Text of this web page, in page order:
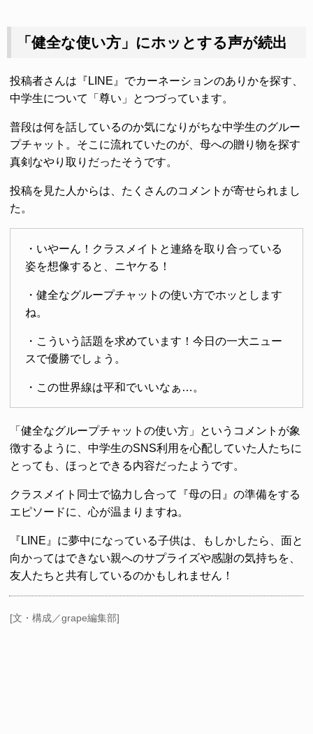
「健全な使い方」にホッとする声が続出
投稿者さんは『LINE』でカーネーションのありかを探す、
中学生について「尊い」とつづっています。
普段は何を話しているのか気になりがちな中学生のグルー
プチャット。そこに流れていたのが、母への贈り物を探す
真剣なやり取りだったそうです。
投稿を見た人からは、たくさんのコメントが寄せられまし
た。
・いやーん！クラスメイトと連絡を取り合っている
姿を想像すると、ニヤケる！
・健全なグループチャットの使い方でホッとします
ね。
・こういう話題を求めています！今日の一大ニュー
スで優勝でしょう。
・この世界線は平和でいいなぁ…。
「健全なグループチャットの使い方」というコメントが象
徴するように、中学生のSNS利用を心配していた人たちに
とっても、ほっとできる内容だったようです。
クラスメイト同士で協力し合って『母の日』の準備をする
エピソードに、心が温まりますね。
『LINE』に夢中になっている子供は、もしかしたら、面と
向かってはできない親へのサプライズや感謝の気持ちを、
友人たちと共有しているのかもしれません！
[文・構成／grape編集部]